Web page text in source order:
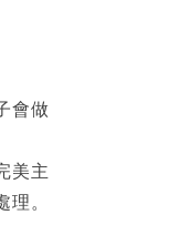
會做
美主
。